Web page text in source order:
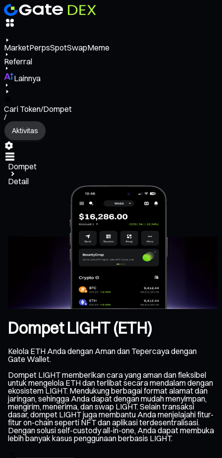
MarketPerpsSpotSwapMeme
Referral
Lainnya
Cari Token/Dompet
/
Aktivitas
Dompet
Detail
Dompet LIGHT (ETH)
Kelola ETH Anda dengan Aman dan Tepercaya dengan
Gate Wallet.
Dompet LIGHT memberikan cara yang aman dan fleksibel
untuk mengelola ETH dan terlibat secara mendalam dengan
ekosistem LIGHT. Mendukung berbagai format alamat dan
jaringan, sehingga Anda dapat dengan mudah menyimpan,
mengirim, menerima, dan swap LIGHT. Selain transaksi
dasar, dompet LIGHT juga membantu Anda menjelajahi fitur-
fitur on-chain seperti NFT dan aplikasi terdesentralisasi.
Dengan solusi self-custody all-in-one, Anda dapat membuka
lebih banyak kasus penggunaan berbasis LIGHT.